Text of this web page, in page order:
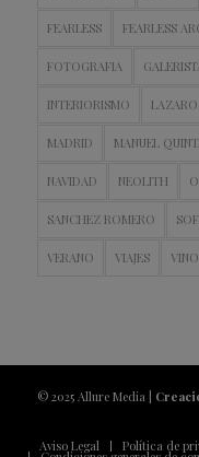
FEARLESS FEARLESS
FOTOGRAFIA
INTERIORISMO
MADRID MANUEL
NAVIDAD NEOLITH
SANCHEZ ROMERO
VERANO VIAJES VINO
© 2025 Allure Media |
Aviso Legal Política de